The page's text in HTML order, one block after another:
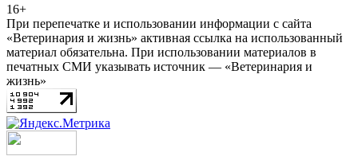
16+
При перепечатке и использовании информации с сайта
«Ветеринария и жизнь» активная ссылка на использованный
материал обязательна. При использовании материалов в
печатных СМИ указывать источник — «Ветеринария и
жизнь»